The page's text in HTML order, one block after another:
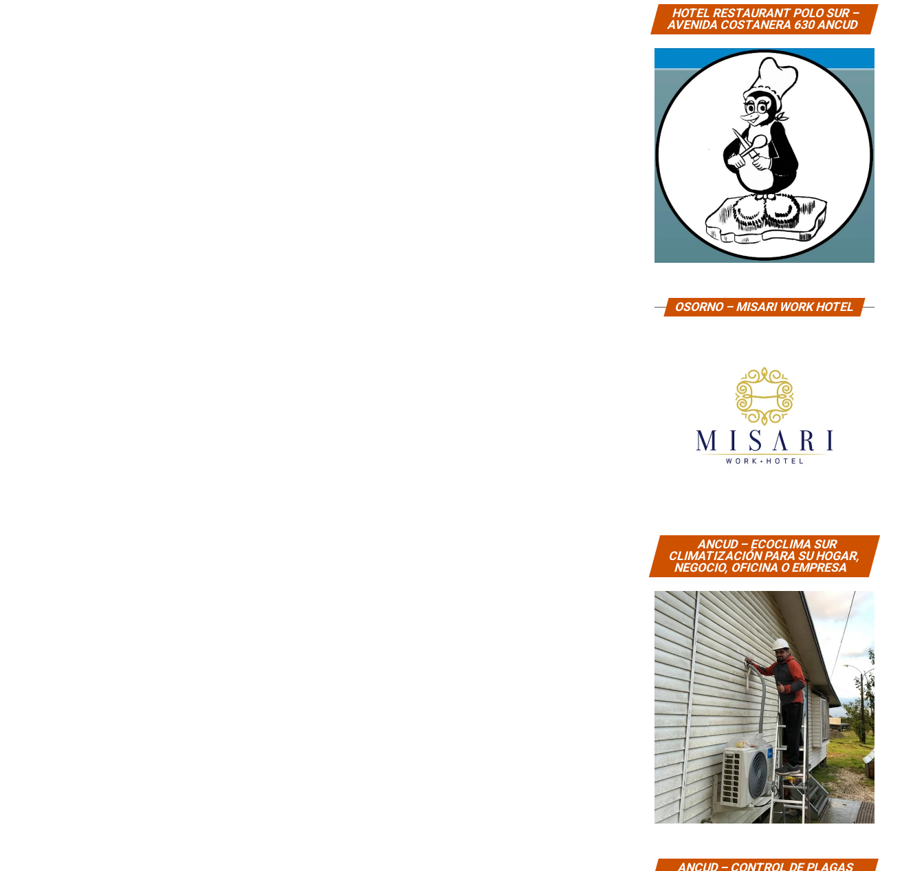
HOTEL RESTAURANT POLO SUR –
AVENIDA COSTANERA 630 ANCUD
OSORNO – MISARI WORK HOTEL
ANCUD – ECOCLIMA SUR
CLIMATIZACIÓN PARA SU HOGAR,
NEGOCIO, OFICINA O EMPRESA
ANCUD – CONTROL DE PLAGAS